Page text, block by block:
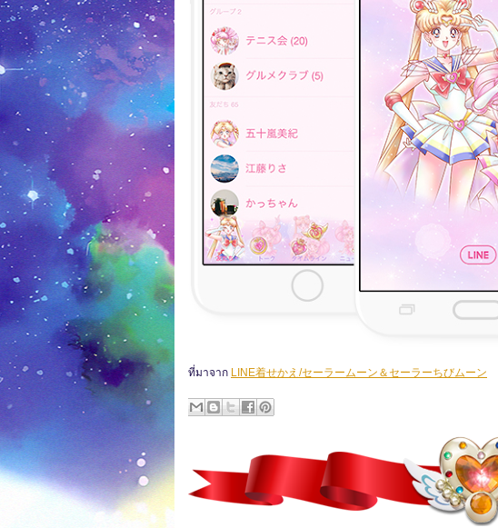
ที่มาจาก LINE着せかえ/セーラームーン＆セーラーちびムーン